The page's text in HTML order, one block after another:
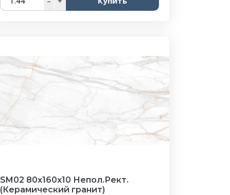
SM02 80x160x10 Непол.Рект.
(Керамический гранит)